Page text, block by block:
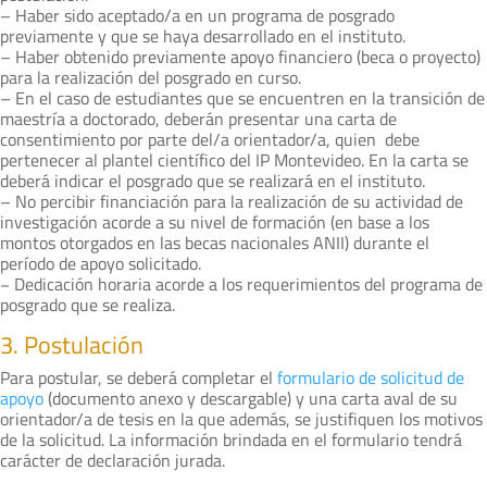
– Haber sido aceptado/a en un programa de posgrado
previamente y que se haya desarrollado en el instituto.
– Haber obtenido previamente apoyo financiero (beca o proyecto)
para la realización del posgrado en curso.
– En el caso de estudiantes que se encuentren en la transición de
maestría a doctorado, deberán presentar una carta de
consentimiento por parte del/a orientador/a, quien debe
pertenecer al plantel científico del IP Montevideo. En la carta se
deberá indicar el posgrado que se realizará en el instituto.
– No percibir financiación para la realización de su actividad de
investigación acorde a su nivel de formación (en base a los
montos otorgados en las becas nacionales ANII) durante el
período de apoyo solicitado.
− Dedicación horaria acorde a los requerimientos del programa de
posgrado que se realiza.
3. Postulación
Para postular, se deberá completar el formulario de solicitud de
apoyo(documento anexo y descargable) y una carta aval de su
orientador/a de tesis en la que además, se justifiquen los motivos
de la solicitud. La información brindada en el formulario tendrá
carácter de declaración jurada.